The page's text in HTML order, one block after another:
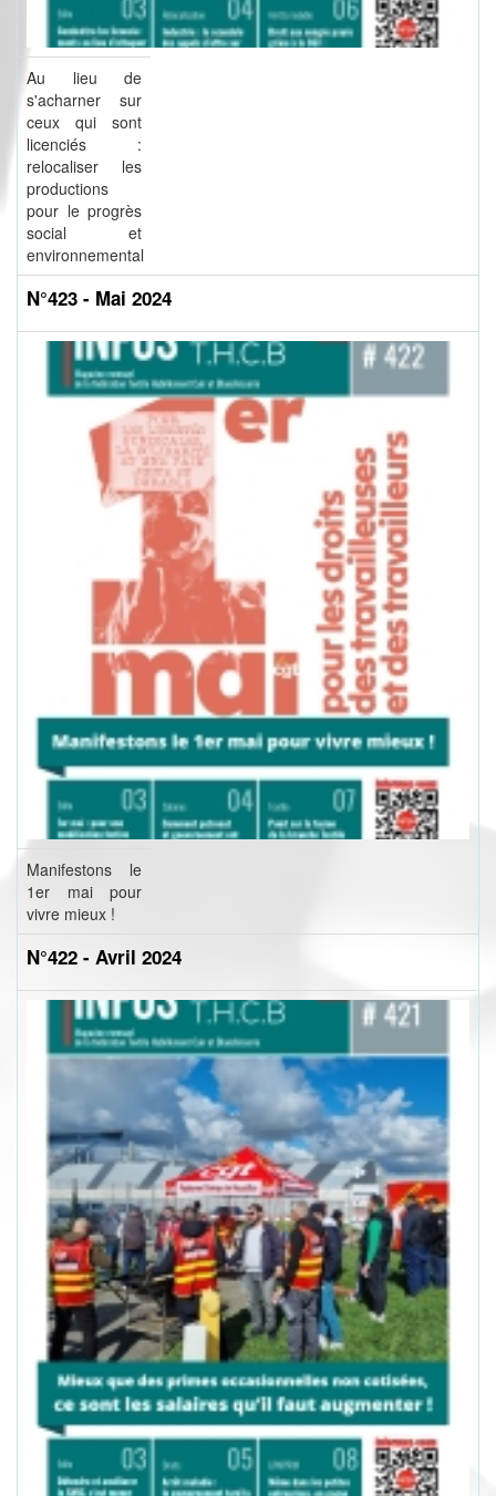
Au lieu de
s'acharner sur
ceux qui sont
licenciés :
relocaliser les
productions
pour le progrès
social et
environnemental
N°423 - Mai 2024
Manifestons le
1er mai pour
vivre mieux !
N°422 - Avril 2024